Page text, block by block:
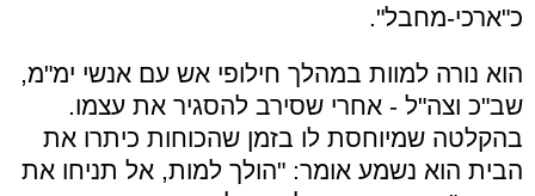
כ"ארכי-מחבל".
הוא נורה למוות במהלך חילופי אש עם אנשי ימ"מ,
שב"כ וצה"ל - אחרי שסירב להסגיר את עצמו.
בהקלטה שמיוחסת לו בזמן שהכוחות כיתרו את
הבית הוא נשמע אומר: "הולך למות, אל תניחו את